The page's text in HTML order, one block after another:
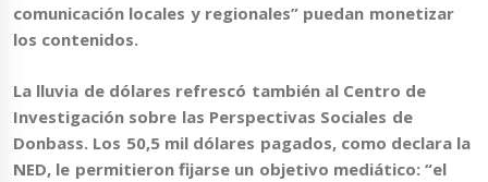
comunicación locales y regionales” puedan monetizar
los contenidos.
La lluvia de dólares refrescó también alCentro de
Investigación sobre las Perspectivas Sociales de
Donbass. Los 50,5 mil dólares pagados, como declara la
NED, le permitieron fijarse un objetivo mediático: “el